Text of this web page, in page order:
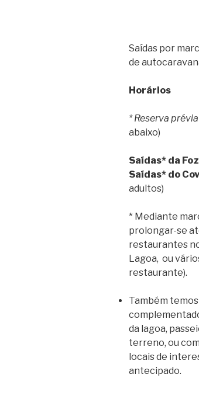
Saídas por
de
Horários
* Reserva
abaixo)
Saídas* da
Saídas* do
adultos)
* Mediante
prolongar-se
restaurantes
Lagoa, ou
restaurante).
Também
da lagoa,
terreno, ou
locais de
antecipado.